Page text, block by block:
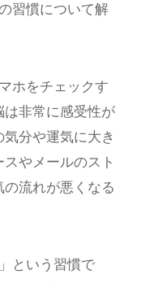
習慣について解
ホをチェックす
は非常に感受性が
分や運気に大き
やメールのスト
流れが悪くなる
という習慣で